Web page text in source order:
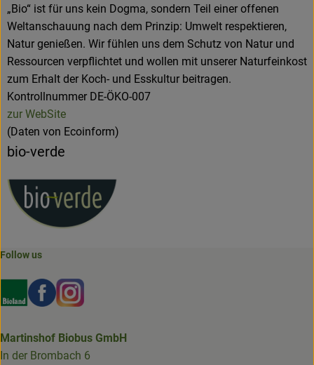
„Bio“ ist für uns kein Dogma, sondern Teil einer offenen
Weltanschauung nach dem Prinzip: Umwelt respektieren,
Natur genießen. Wir fühlen uns dem Schutz von Natur und
Ressourcen verpflichtet und wollen mit unserer Naturfeinkost
zum Erhalt der Koch- und Esskultur beitragen.
Kontrollnummer DE-ÖKO-007
zur WebSite
(Daten von Ecoinform)
bio-verde
Follow us
Externer Link zu https://www.bioland.de/verbraucher
Externer Link zu https://www.facebook.com/
Externer Link zu https://www.instagram.com/
Martinshof Biobus GmbH
In der Brombach 6